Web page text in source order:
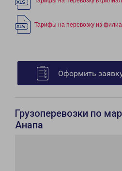
Тарифы на перевозку из
Оформить
Грузоперевозки по
Анапа